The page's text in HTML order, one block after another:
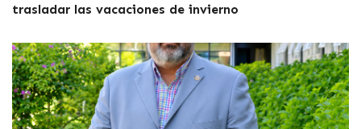
trasladar las vacaciones de invierno